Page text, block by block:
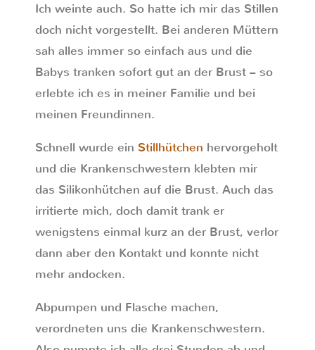
Ich weinte auch. So hatte ich mir das Stillen
doch nicht vorgestellt. Bei anderen Müttern
sah alles immer so einfach aus und die
Babys tranken sofort gut an der Brust – so
erlebte ich es in meiner Familie und bei
meinen Freundinnen.
Schnell wurde ein Stillhütchen hervorgeholt
und die Krankenschwestern klebten mir
das Silikonhütchen auf die Brust. Auch das
irritierte mich, doch damit trank er
wenigstens einmal kurz an der Brust, verlor
dann aber den Kontakt und konnte nicht
mehr andocken.
Abpumpen und Flasche machen,
verordneten uns die Krankenschwestern.